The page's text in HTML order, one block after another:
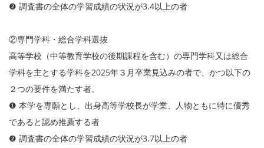
❷ 調査書の全体の学習成績の状況が3.4以上の者
②専門学科・総合学科選抜
高等学校（中等教育学校の後期課程を含む）の専門学科又は総合
学科を主とする学科を2025年３月卒業見込みの者で、かつ以下の
２つの要件を満たす者。
❶ 本学を専願とし、出身高等学校長が学業、人物ともに特に優秀
であると認め推薦する者
❷ 調査書の全体の学習成績の状況が3.7以上の者